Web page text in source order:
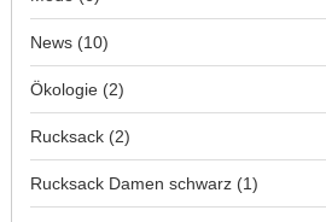
News (10)
Ökologie (2)
Rucksack (2)
Rucksack Damen schwarz (1)